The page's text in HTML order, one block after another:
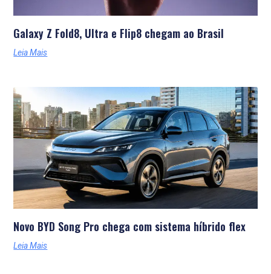
Galaxy Z Fold8, Ultra e Flip8 chegam ao Brasil
Leia Mais
Novo BYD Song Pro chega com sistema híbrido flex
Leia Mais